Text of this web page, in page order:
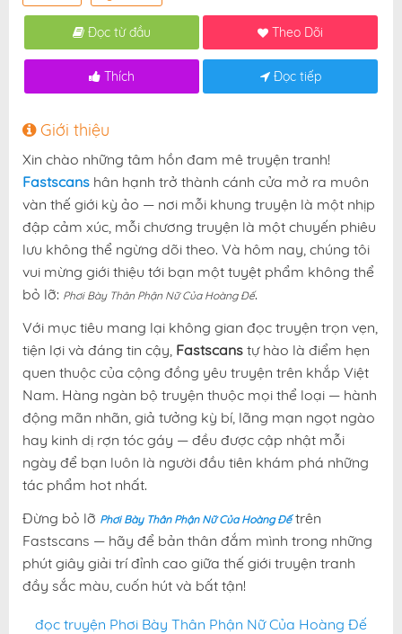
Đọc từ đầu Theo Dõi
Thích Đọc tiếp
Giới thiệu
Xin chào những tâm hồn đam mê truyện tranh!
Fastscans hân hạnh trở thành cánh cửa mở ra muôn
vàn thế giới kỳ ảo — nơi mỗi khung truyện là một nhịp
đập cảm xúc, mỗi chương truyện là một chuyến phiêu
lưu không thể ngừng dõi theo. Và hôm nay, chúng tôi
vui mừng giới thiệu tới bạn một tuyệt phẩm không thể
bỏ lỡ: Phơi Bày Thân Phận Nữ Của Hoàng Đế.
Với mục tiêu mang lại không gian đọc truyện trọn vẹn,
tiện lợi và đáng tin cậy, Fastscans tự hào là điểm hẹn
quen thuộc của cộng đồng yêu truyện trên khắp Việt
Nam. Hàng ngàn bộ truyện thuộc mọi thể loại — hành
động mãn nhãn, giả tưởng kỳ bí, lãng mạn ngọt ngào
hay kinh dị rợn tóc gáy — đều được cập nhật mỗi
ngày để bạn luôn là người đầu tiên khám phá những
tác phẩm hot nhất.
Đừng bỏ lỡ Phơi Bày Thân Phận Nữ Của Hoàng Đếtrên
Fastscans — hãy để bản thân đắm mình trong những
phút giây giải trí đỉnh cao giữa thế giới truyện tranh
đầy sắc màu, cuốn hút và bất tận!
đọc truyện Phơi Bày Thân Phận Nữ Của Hoàng Đế